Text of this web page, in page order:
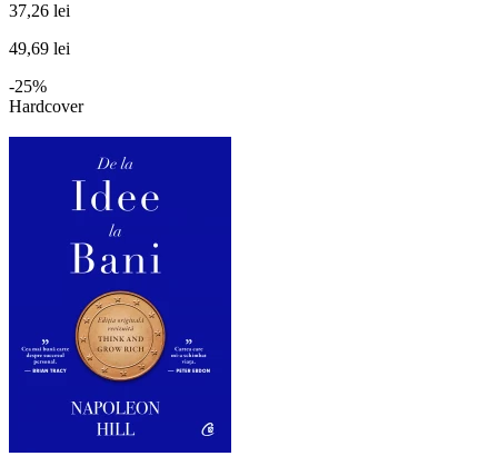
37,26 lei
49,69 lei
-25%
Hardcover